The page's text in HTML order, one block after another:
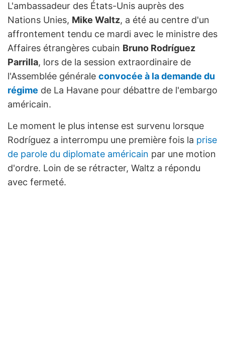
L'ambassadeur des États-Unis auprès des
Nations Unies, Mike Waltz, a été au centre d'un
affrontement tendu ce mardi avec le ministre des
Affaires étrangères cubain Bruno Rodríguez
Parrilla, lors de la session extraordinaire de
l'Assemblée générale convocée à la demande du
régime de La Havane pour débattre de l'embargo
américain.
Le moment le plus intense est survenu lorsque
Rodríguez a interrompu une première fois la prise
de parole du diplomate américain par une motion
d'ordre. Loin de se rétracter, Waltz a répondu
avec fermeté.